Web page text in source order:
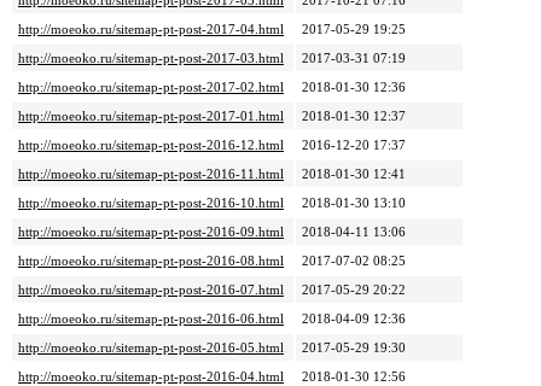
http://moeoko.ru/sitemap-pt-post-2017-04.html
2017-05-29 19:25
http://moeoko.ru/sitemap-pt-post-2017-03.html
2017-03-31 07:19
http://moeoko.ru/sitemap-pt-post-2017-02.html
2018-01-30 12:36
http://moeoko.ru/sitemap-pt-post-2017-01.html
2018-01-30 12:37
http://moeoko.ru/sitemap-pt-post-2016-12.html
2016-12-20 17:37
http://moeoko.ru/sitemap-pt-post-2016-11.html
2018-01-30 12:41
http://moeoko.ru/sitemap-pt-post-2016-10.html
2018-01-30 13:10
http://moeoko.ru/sitemap-pt-post-2016-09.html
2018-04-11 13:06
http://moeoko.ru/sitemap-pt-post-2016-08.html
2017-07-02 08:25
http://moeoko.ru/sitemap-pt-post-2016-07.html
2017-05-29 20:22
http://moeoko.ru/sitemap-pt-post-2016-06.html
2018-04-09 12:36
http://moeoko.ru/sitemap-pt-post-2016-05.html
2017-05-29 19:30
http://moeoko.ru/sitemap-pt-post-2016-04.html
2018-01-30 12:56